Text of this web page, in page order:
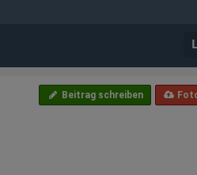
Beitrag schreiben